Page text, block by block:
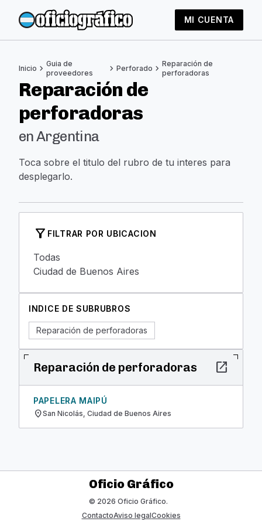
MI CUENTA
Inicio chevron_right Guia de
proveedores
chevron_rightPerforado chevron_rightReparación de
perforadoras
Reparación de
perforadoras
en Argentina
Toca sobre el titulo del rubro de tu interes para
desplegarlo.
filter_alt FILTRAR POR UBICACION
Todas
Ciudad de Buenos Aires
INDICE DE SUBRUBROS
Reparación de perforadoras
Reparación de perforadoras open_in_new
PAPELERA MAIPÚ
location_onSan Nicolás, Ciudad de Buenos Aires
Oficio Gráfico
© 2026 Oficio Gráfico.
ContactoAviso legalCookies